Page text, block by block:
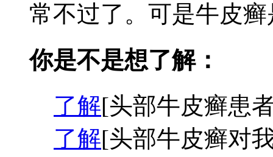
常不过了。可是牛皮
你是不是想了解：
了解[头部牛皮癣患
了解[头部牛皮癣对